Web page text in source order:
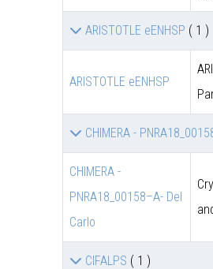
ARISTOTLE eENHSP ( 1 )
ARISTOTLE eENHSP
CHIMERA -
CHIMERA -
PNRA18_00158–A- Del
Carlo
CIFALPS ( 1 )